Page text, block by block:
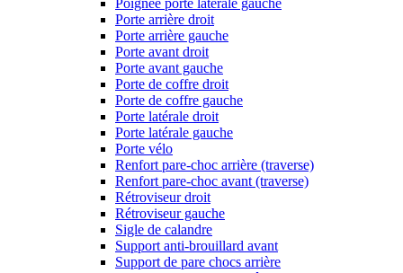
Poignée porte latérale gauche
Porte arrière droit
Porte arrière gauche
Porte avant droit
Porte avant gauche
Porte de coffre droit
Porte de coffre gauche
Porte latérale droit
Porte latérale gauche
Porte vélo
Renfort pare-choc arrière (traverse)
Renfort pare-choc avant (traverse)
Rétroviseur droit
Rétroviseur gauche
Sigle de calandre
Support anti-brouillard avant
Support de pare chocs arrière